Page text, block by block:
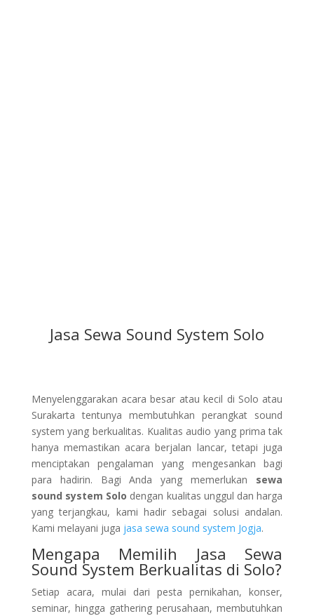
Jasa Sewa Sound System Solo
Menyelenggarakan acara besar atau kecil di Solo atau
Surakarta tentunya membutuhkan perangkat sound
system yang berkualitas. Kualitas audio yang prima tak
hanya memastikan acara berjalan lancar, tetapi juga
menciptakan pengalaman yang mengesankan bagi
para hadirin. Bagi Anda yang memerlukan sewa
sound system Solo dengan kualitas unggul dan harga
yang terjangkau, kami hadir sebagai solusi andalan.
Kami melayani juga jasa sewa sound system Jogja.
Mengapa Memilih Jasa Sewa
Sound System Berkualitas di Solo?
Setiap acara, mulai dari pesta pernikahan, konser,
seminar, hingga gathering perusahaan, membutuhkan